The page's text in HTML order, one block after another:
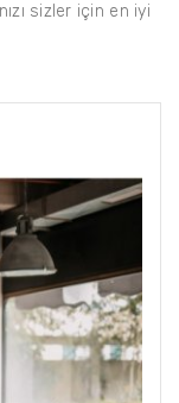
sizler için en iyi